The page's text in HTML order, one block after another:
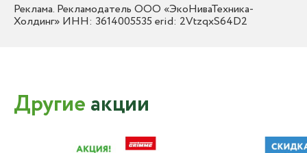
Реклама. Рекламодатель ООО «ЭкоНиваТехника-
Холдинг» ИНН: 3614005535 erid: 2VtzqxS64D2
Другиеакции